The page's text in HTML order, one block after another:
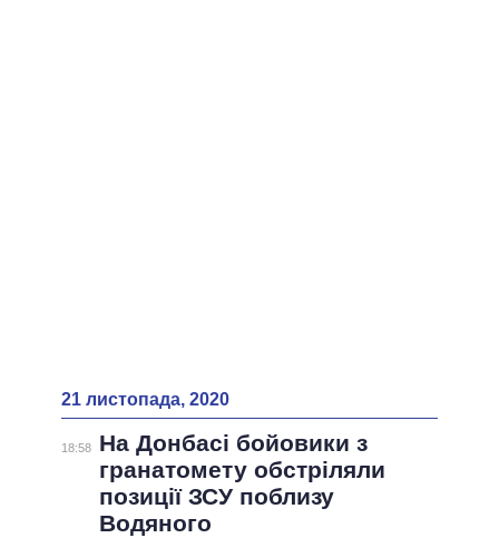
21 листопада, 2020
18:58
На Донбасі бойовики з
гранатомету обстріляли
позиції ЗСУ поблизу
Водяного